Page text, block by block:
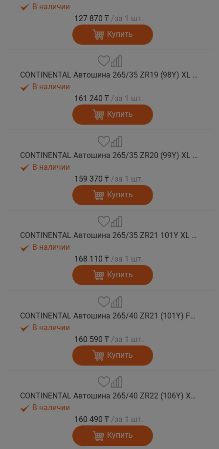
В наличии
127 870 ₸ /за 1 шт.
Купить
CONTINENTAL Автошина 265/35 ZR19 (98Y) XL FR SportContact 7 лето
В наличии
161 240 ₸ /за 1 шт.
Купить
CONTINENTAL Автошина 265/35 ZR20 (99Y) XL FR SportContact 7 лето
В наличии
159 370 ₸ /за 1 шт.
Купить
CONTINENTAL Автошина 265/35 ZR21 101Y XL FR SportContact 7 лето
В наличии
168 110 ₸ /за 1 шт.
Купить
CONTINENTAL Автошина 265/40 ZR21 (101Y) FR SportContact 7 MGT лето
В наличии
160 590 ₸ /за 1 шт.
Купить
CONTINENTAL Автошина 265/40 ZR22 (106Y) XL FR SportContact 7 лето
В наличии
160 490 ₸ /за 1 шт.
Купить